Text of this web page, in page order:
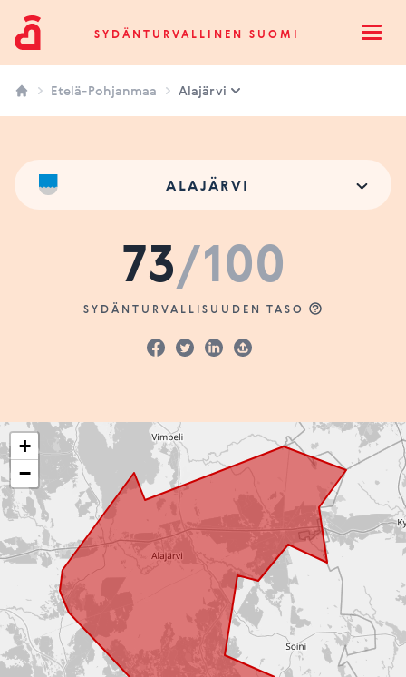
Sydänturvallinen SuomiSYDÄNTURVALLINEN SUOMI
Etelä-Pohjanmaa Alajärvi
ALAJÄRVI
73/100
SYDÄNTURVALLISUUDEN TASO
+
−